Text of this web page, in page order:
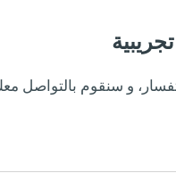
و سنقوم بالتواصل